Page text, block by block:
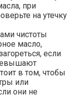
при
на утечку
чистоты
масло,
если
в том, чтобы
или
они не